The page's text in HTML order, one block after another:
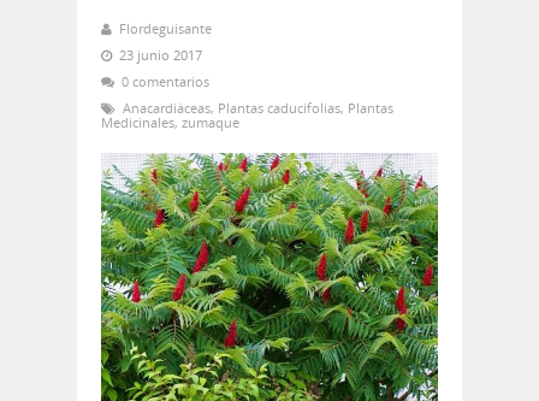
Flordeguisante
23 junio 2017
0 comentarios
Anacardiáceas, Plantas caducifolias, Plantas
Medicinales, zumaque